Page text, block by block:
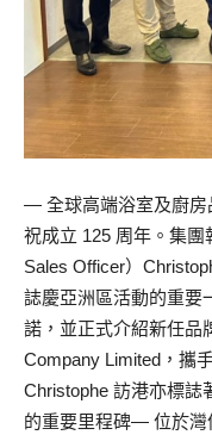
— 全球高端浴室及廚房
祝成立 125 周年。集
Sales Officer）
誌慶亞洲區活動的重要
諾，並正式介紹新任品
Company Limited，攜
Christophe 訪港亦標誌
的重要里程碑— 位於灣